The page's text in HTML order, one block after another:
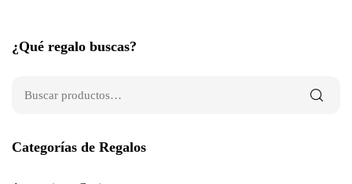
¿Qué regalo buscas?
Categorías de Regalos